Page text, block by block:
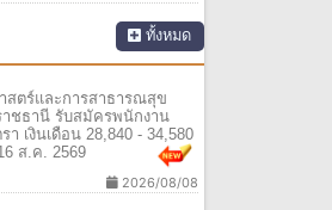
ทั้งหมด
สตร์และการสาธารณสุข
ชธานี รับสมัครพนักงาน
เงินเดือน 28,840 - 34,580
ส.ค. 2569
2026/08/08